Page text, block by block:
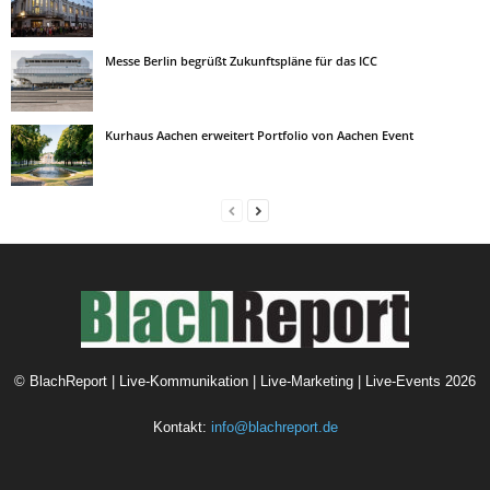
Messe Berlin begrüßt Zukunftspläne für das ICC
Kurhaus Aachen erweitert Portfolio von Aachen Event
© BlachReport | Live-Kommunikation | Live-Marketing | Live-Events 2026
Kontakt: info@blachreport.de